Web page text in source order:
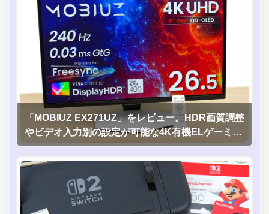
「MOBIUZ EX271UZ」をレビュー。HDR画質調整
やビデオ入力別の設定が可能な4K有機ELゲーミン
グモニタを徹底検証